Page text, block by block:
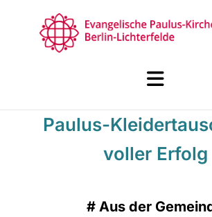
Paulus-
voller Erfolg
# Aus der